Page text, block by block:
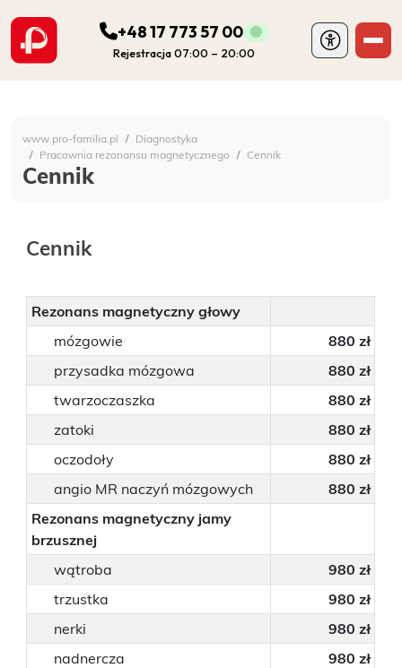
Szpital Specjalistyczny
+48 17 773 57 00
Rejestracja 07:00 – 20:00
PORADNIE
DIAGNOSTYKA
POZOSTAŁA DZIAŁALNOŚĆ SZPITALA
DLA PACJENTA
O NAS
KONTAKT
ONKOLOGIA
STOMATOLOGIA
SZUKAJ
www.pro-familia.pl
Diagnostyka
Pracownia rezonansu magnetycznego
Cennik
Cennik
Cennik
Rezonans magnetyczny głowy
mózgowie
880 zł
przysadka mózgowa
880 zł
twarzoczaszka
880 zł
zatoki
880 zł
oczodoły
880 zł
angio MR naczyń mózgowych
880 zł
Rezonans magnetyczny jamy
brzusznej
wątroba
980 zł
trzustka
980 zł
nerki
980 zł
nadnercza
980 zł